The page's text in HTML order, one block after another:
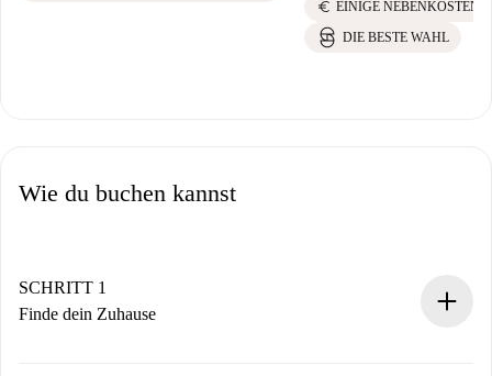
euro EINIGE NEBENKOSTEN
DIE BESTE WAHL
Wie du buchen kannst
SCHRITT 1
Finde dein Zuhause